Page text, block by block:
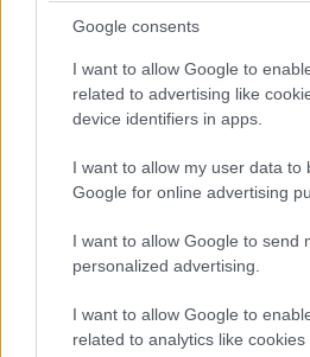
Google consents
I want to allow Google to
related to advertising like
device identifiers in apps.
I want to allow my user data to
Google for online advertising
I want to allow Google to send
personalized advertising.
I want to allow Google to
related to analytics like
Quando finiscono i saldi
Enrica Marrelli · 8 Gen 2015